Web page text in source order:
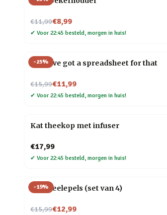
€11,99
Nu voor€8,99
✔ Voor 22:45 besteld, morgen in huis!
-25%
Mok I’ve got a spreadsheet for that
€15,99
Nu voor€11,99
✔ Voor 22:45 besteld, morgen in huis!
Kat theekop met infuser
€17,99
✔ Voor 22:45 besteld, morgen in huis!
-19%
Kat theelepels (set van 4)
€15,99
Nu voor€12,99